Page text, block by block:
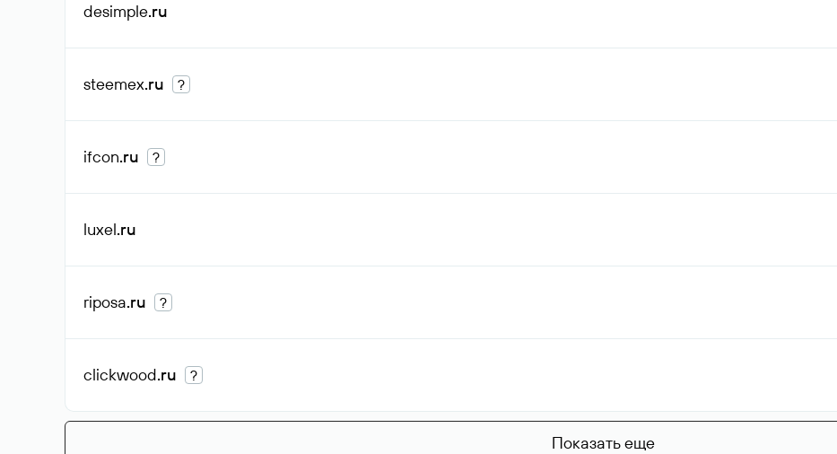
desimple.ru
steemex.ru ?
ifcon.ru ?
luxel.ru
riposa.ru ?
clickwood.ru ?
Показать еще